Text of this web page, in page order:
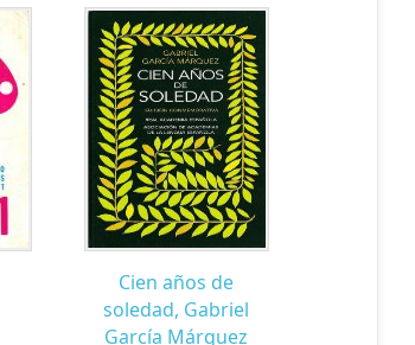
Cien años de
soledad, Gabriel
García Márquez